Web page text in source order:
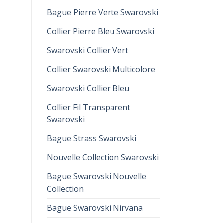
Bague Pierre Verte Swarovski
Collier Pierre Bleu Swarovski
Swarovski Collier Vert
Collier Swarovski Multicolore
Swarovski Collier Bleu
Collier Fil Transparent
Swarovski
Bague Strass Swarovski
Nouvelle Collection Swarovski
Bague Swarovski Nouvelle
Collection
Bague Swarovski Nirvana